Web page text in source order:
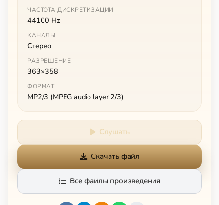
ЧАСТОТА ДИСКРЕТИЗАЦИИ
44100 Hz
КАНАЛЫ
Стерео
РАЗРЕШЕНИЕ
363×358
ФОРМАТ
MP2/3 (MPEG audio layer 2/3)
Слушать
Скачать файл
Все файлы произведения